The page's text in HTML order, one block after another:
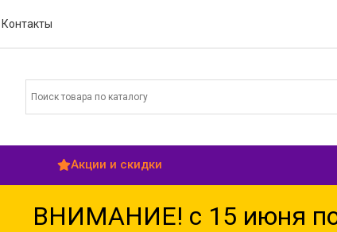
Контакты
Акции и скидки
ВНИМАНИЕ! с 15 июня по